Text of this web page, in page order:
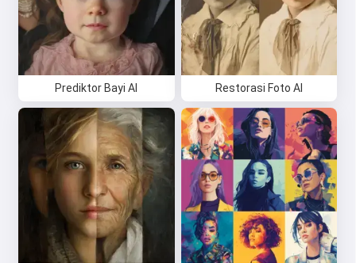
Prediktor Bayi AI Restorasi Foto AI